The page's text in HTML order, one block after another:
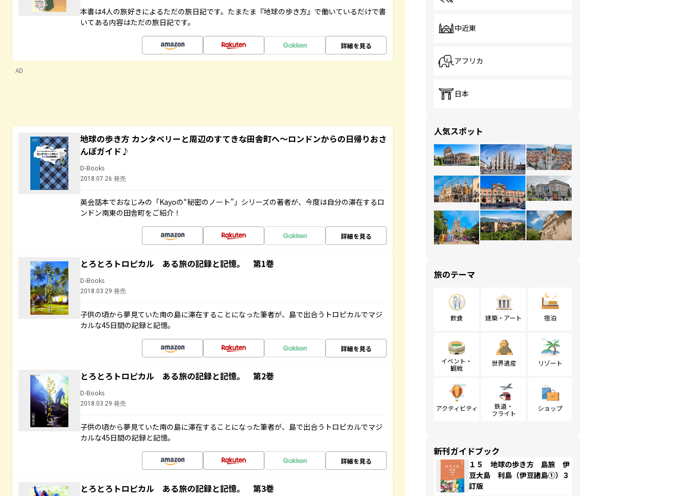
本書は4人の旅好きによるただの旅日記です。たまたま『地球の歩き方』で働いているだけで書
いてある内容はただの旅日記です。
詳細を見る
AD
地球の歩き方 カンタベリーと周辺のすてきな田舎町へ～ロンドンからの日帰りおさ
んぽガイド♪
D-Books
2018.07.26 発売
英会話本でおなじみの「Kayoの“秘密のノート”」シリーズの著者が、今度は自分の滞在するロ
ンドン南東の田舎町をご紹介！
詳細を見る
とろとろトロピカル ある旅の記録と記憶。 第1巻
D-Books
2018.03.29 発売
子供の頃から夢見ていた南の島に滞在することになった筆者が、島で出合うトロピカルでマジ
カルな45日間の記録と記憶。
詳細を見る
とろとろトロピカル ある旅の記録と記憶。 第2巻
D-Books
2018.03.29 発売
子供の頃から夢見ていた南の島に滞在することになった筆者が、島で出合うトロピカルでマジ
カルな45日間の記録と記憶。
詳細を見る
とろとろトロピカル ある旅の記録と記憶。 第3巻
中近東
アフリカ
日本
人気スポット
旅のテーマ
飲食 建築・アート 宿泊
イベント・
観戦
世界遺産 リゾート
アクティビティ
鉄道・
フライト
ショップ
新刊ガイドブック
１５ 地球の歩き方 島旅 伊
豆大島 利島（伊豆諸島①）３
訂版